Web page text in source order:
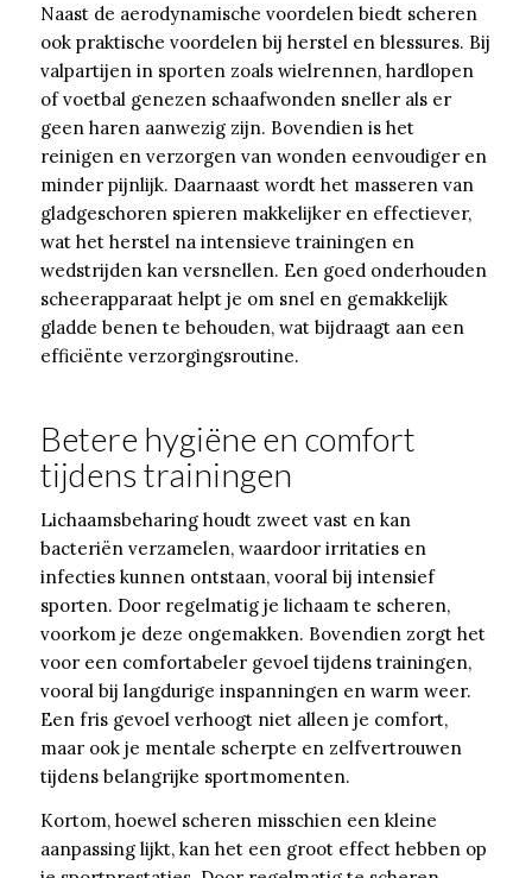
Naast de aerodynamische voordelen biedt scheren
ook praktische voordelen bij herstel en blessures. Bij
valpartijen in sporten zoals wielrennen, hardlopen
of voetbal genezen schaafwonden sneller als er
geen haren aanwezig zijn. Bovendien is het
reinigen en verzorgen van wonden eenvoudiger en
minder pijnlijk. Daarnaast wordt het masseren van
gladgeschoren spieren makkelijker en effectiever,
wat het herstel na intensieve trainingen en
wedstrijden kan versnellen. Een goed onderhouden
scheerapparaat helpt je om snel en gemakkelijk
gladde benen te behouden, wat bijdraagt aan een
efficiënte verzorgingsroutine.
Betere hygiëne en comfort
tijdens trainingen
Lichaamsbeharing houdt zweet vast en kan
bacteriën verzamelen, waardoor irritaties en
infecties kunnen ontstaan, vooral bij intensief
sporten. Door regelmatig je lichaam te scheren,
voorkom je deze ongemakken. Bovendien zorgt het
voor een comfortabeler gevoel tijdens trainingen,
vooral bij langdurige inspanningen en warm weer.
Een fris gevoel verhoogt niet alleen je comfort,
maar ook je mentale scherpte en zelfvertrouwen
tijdens belangrijke sportmomenten.
Kortom, hoewel scheren misschien een kleine
aanpassing lijkt, kan het een groot effect hebben op